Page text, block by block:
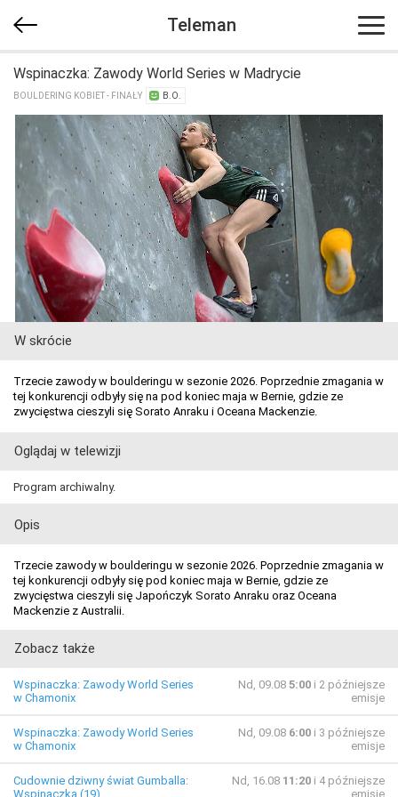
Teleman
Wspinaczka: Zawody World Series w Madrycie
BOULDERING KOBIET - FINAŁY B.O.
W skrócie
Trzecie zawody w boulderingu w sezonie 2026. Poprzednie zmagania w
tej konkurencji odbyły się na pod koniec maja w Bernie, gdzie ze
zwycięstwa cieszyli się Sorato Anraku i Oceana Mackenzie.
Oglądaj w telewizji
Program archiwalny.
Opis
Trzecie zawody w boulderingu w sezonie 2026. Poprzednie zmagania w
tej konkurencji odbyły się pod koniec maja w Bernie, gdzie ze
zwycięstwa cieszyli się Japończyk Sorato Anraku oraz Oceana
Mackenzie z Australii.
Zobacz także
Wspinaczka: Zawody World Series
w Chamonix
Nd, 09.08 5:00 i 2 późniejsze
emisje
Wspinaczka: Zawody World Series
w Chamonix
Nd, 09.08 6:00 i 3 późniejsze
emisje
Cudownie dziwny świat Gumballa:
Wspinaczka (19)
Nd, 16.08 11:20 i 4 późniejsze
emisje